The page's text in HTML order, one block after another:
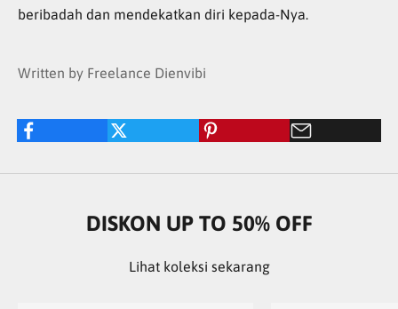
beribadah dan mendekatkan diri kepada-Nya.
Written by Freelance Dienvibi
DISKON UP TO 50% OFF
Lihat koleksi sekarang